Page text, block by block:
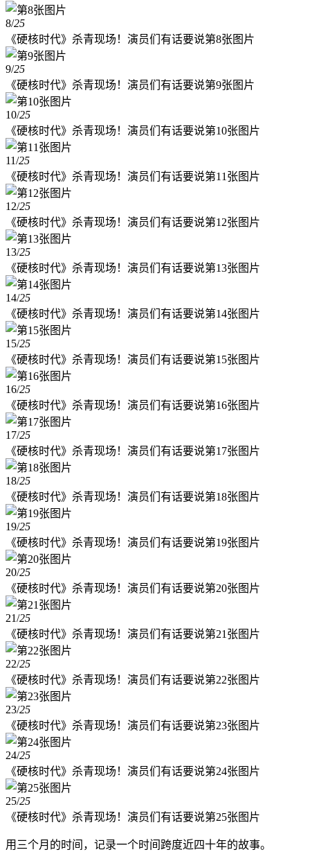
8/25
《硬核时代》杀青现场！演员们有话要说第8张图片
9/25
《硬核时代》杀青现场！演员们有话要说第9张图片
10/25
《硬核时代》杀青现场！演员们有话要说第10张图片
11/25
《硬核时代》杀青现场！演员们有话要说第11张图片
12/25
《硬核时代》杀青现场！演员们有话要说第12张图片
13/25
《硬核时代》杀青现场！演员们有话要说第13张图片
14/25
《硬核时代》杀青现场！演员们有话要说第14张图片
15/25
《硬核时代》杀青现场！演员们有话要说第15张图片
16/25
《硬核时代》杀青现场！演员们有话要说第16张图片
17/25
《硬核时代》杀青现场！演员们有话要说第17张图片
18/25
《硬核时代》杀青现场！演员们有话要说第18张图片
19/25
《硬核时代》杀青现场！演员们有话要说第19张图片
20/25
《硬核时代》杀青现场！演员们有话要说第20张图片
21/25
《硬核时代》杀青现场！演员们有话要说第21张图片
22/25
《硬核时代》杀青现场！演员们有话要说第22张图片
23/25
《硬核时代》杀青现场！演员们有话要说第23张图片
24/25
《硬核时代》杀青现场！演员们有话要说第24张图片
25/25
《硬核时代》杀青现场！演员们有话要说第25张图片
用三个月的时间，记录一个时间跨度近四十年的故事。